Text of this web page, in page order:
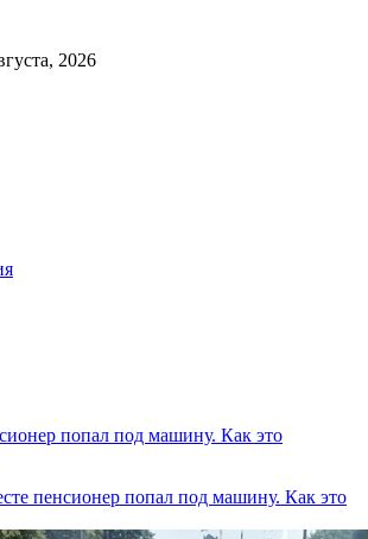
2026
попал под машину. Как это
пенсионер попал под машину. Как это